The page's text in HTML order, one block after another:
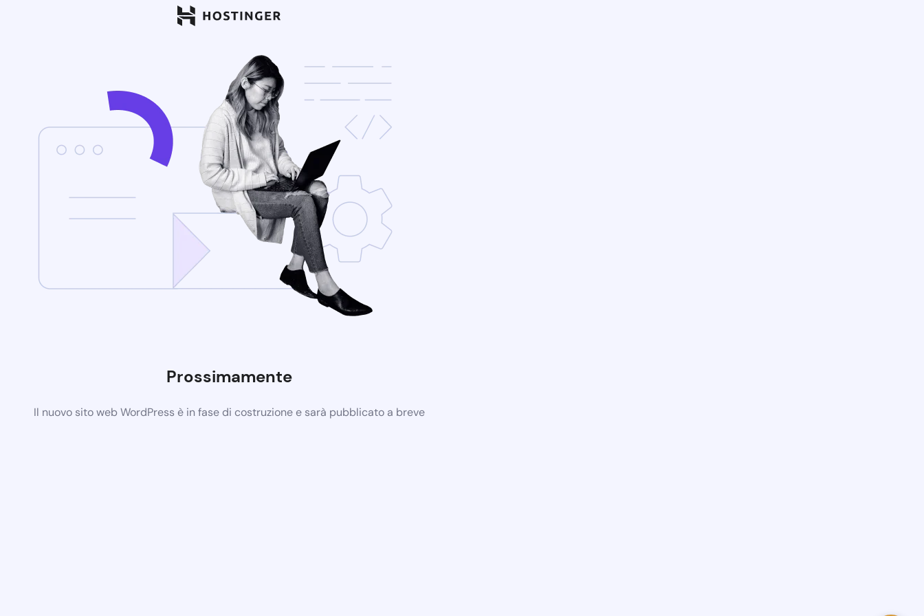
Prossimamente
Il nuovo sito web WordPress è in fase di costruzione e sarà pubblicato a breve